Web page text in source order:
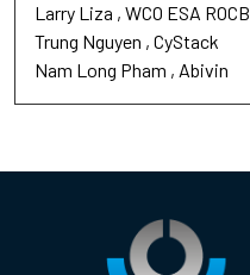
Larry Liza WCO ESA ROCB
Trung Nguyen CyStack
Nam Long Pham
Abivin